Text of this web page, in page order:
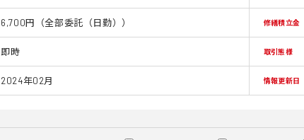
6,700円（全部委託（日勤）） 修繕積立金
即時 取引態様
2024年02月 情報更新日